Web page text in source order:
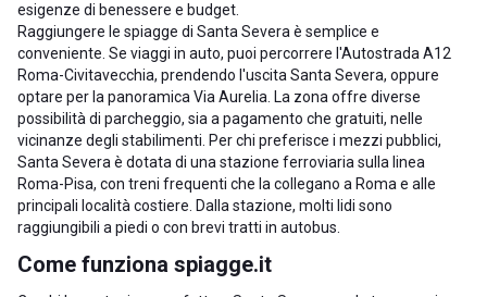
esigenze di benessere e budget.
Raggiungere le spiagge di Santa Severa è semplice e
conveniente. Se viaggi in auto, puoi percorrere l'Autostrada A12
Roma-Civitavecchia, prendendo l'uscita Santa Severa, oppure
optare per la panoramica Via Aurelia. La zona offre diverse
possibilità di parcheggio, sia a pagamento che gratuiti, nelle
vicinanze degli stabilimenti. Per chi preferisce i mezzi pubblici,
Santa Severa è dotata di una stazione ferroviaria sulla linea
Roma-Pisa, con treni frequenti che la collegano a Roma e alle
principali località costiere. Dalla stazione, molti lidi sono
raggiungibili a piedi o con brevi tratti in autobus.
Come funziona spiagge.it